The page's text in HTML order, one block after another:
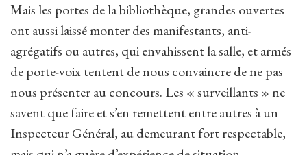
Mais les portes de la bibliothèque, grandes ouvertes
ont aussi laissé monter des manifestants, anti-
agrégatifs ou autres, qui envahissent la salle, et armés
de porte-voix tentent de nous convaincre de ne pas
nous présenter au concours. Les « surveillants » ne
savent que faire et s’en remettent entre autres à un
Inspecteur Général, au demeurant fort respectable,